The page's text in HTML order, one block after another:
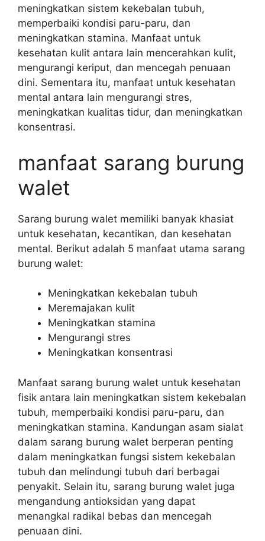
meningkatkan sistem kekebalan tubuh,
memperbaiki kondisi paru-paru, dan
meningkatkan stamina. Manfaat untuk
kesehatan kulit antara lain mencerahkan kulit,
mengurangi keriput, dan mencegah penuaan
dini. Sementara itu, manfaat untuk kesehatan
mental antara lain mengurangi stres,
meningkatkan kualitas tidur, dan meningkatkan
konsentrasi.
manfaat sarang burung
walet
Sarang burung walet memiliki banyak khasiat
untuk kesehatan, kecantikan, dan kesehatan
mental. Berikut adalah 5 manfaat utama sarang
burung walet:
Meningkatkan kekebalan tubuh
Meremajakan kulit
Meningkatkan stamina
Mengurangi stres
Meningkatkan konsentrasi
Manfaat sarang burung walet untuk kesehatan
fisik antara lain meningkatkan sistem kekebalan
tubuh, memperbaiki kondisi paru-paru, dan
meningkatkan stamina. Kandungan asam sialat
dalam sarang burung walet berperan penting
dalam meningkatkan fungsi sistem kekebalan
tubuh dan melindungi tubuh dari berbagai
penyakit. Selain itu, sarang burung walet juga
mengandung antioksidan yang dapat
menangkal radikal bebas dan mencegah
penuaan dini.